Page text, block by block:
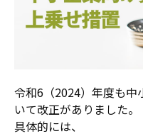
令和6（2024）年度も中
いて改正がありました。
具体的には、